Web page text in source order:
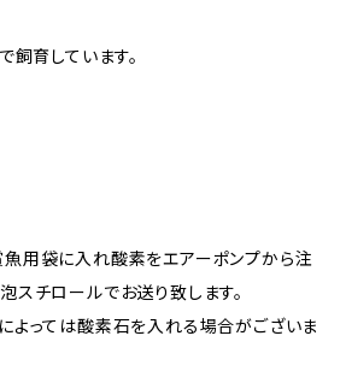
育しています。
用袋に入れ酸素をエアーポンプから注
スチロールでお送り致します。
よっては酸素石を入れる場合がございま